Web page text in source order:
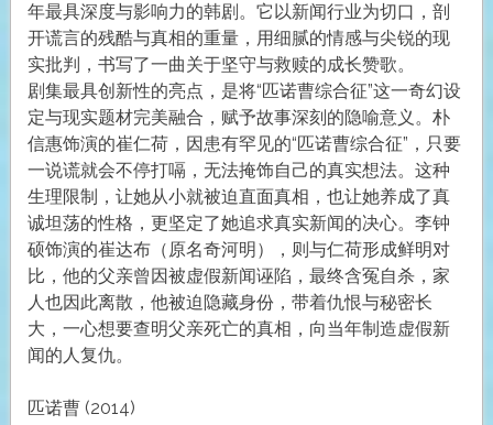
年最具深度与影响力的韩剧。它以新闻行业为切口，剖
开谎言的残酷与真相的重量，用细腻的情感与尖锐的现
实批判，书写了一曲关于坚守与救赎的成长赞歌。
剧集最具创新性的亮点，是将“匹诺曹综合征”这一奇幻设
定与现实题材完美融合，赋予故事深刻的隐喻意义。朴
信惠饰演的崔仁荷，因患有罕见的“匹诺曹综合征”，只要
一说谎就会不停打嗝，无法掩饰自己的真实想法。这种
生理限制，让她从小就被迫直面真相，也让她养成了真
诚坦荡的性格，更坚定了她追求真实新闻的决心。李钟
硕饰演的崔达布（原名奇河明），则与仁荷形成鲜明对
比，他的父亲曾因被虚假新闻诬陷，最终含冤自杀，家
人也因此离散，他被迫隐藏身份，带着仇恨与秘密长
大，一心想要查明父亲死亡的真相，向当年制造虚假新
闻的人复仇。
匹诺曹 (2014)